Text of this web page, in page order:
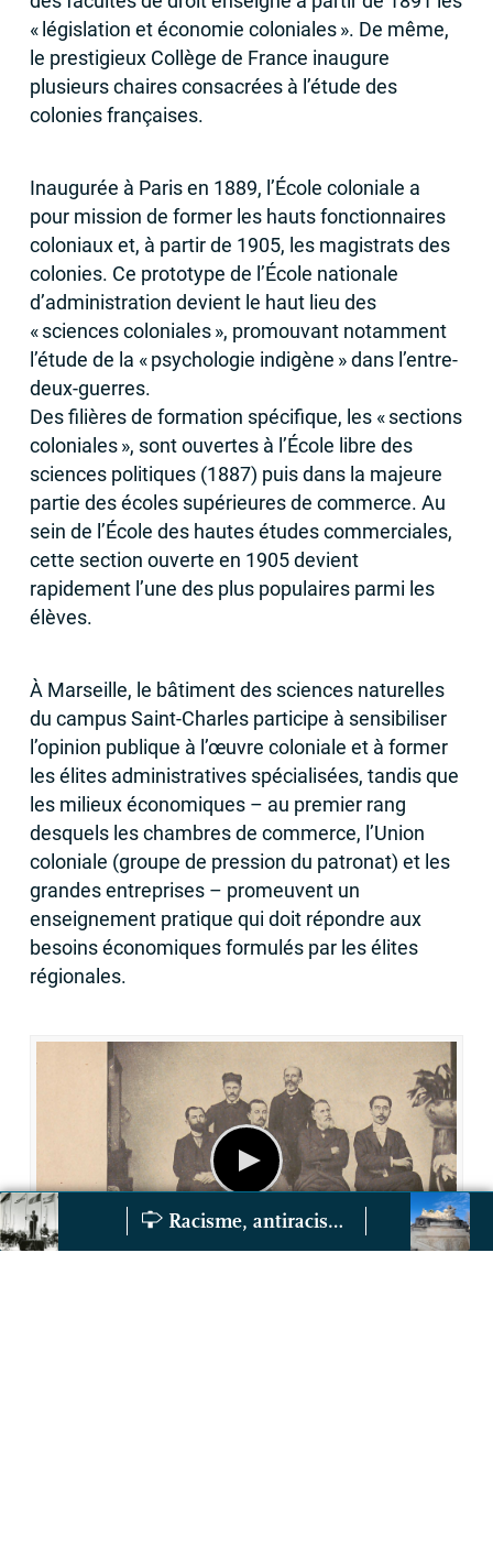
« législation et économie coloniales ». De même,
le prestigieux Collège de France inaugure
plusieurs chaires consacrées à l’étude des
colonies françaises.
Inaugurée à Paris en 1889, l’École coloniale a
pour mission de former les hauts fonctionnaires
coloniaux et, à partir de 1905, les magistrats des
colonies. Ce prototype de l’École nationale
d’administration devient le haut lieu des
« sciences coloniales », promouvant notamment
l’étude de la « psychologie indigène » dans l’entre-
deux-guerres.
Des filières de formation spécifique, les « sections
coloniales », sont ouvertes à l’École libre des
sciences politiques (1887) puis dans la majeure
partie des écoles supérieures de commerce. Au
sein de l’École des hautes études commerciales,
cette section ouverte en 1905 devient
rapidement l’une des plus populaires parmi les
élèves.
À Marseille, le bâtiment des sciences naturelles
du campus Saint-Charles participe à sensibiliser
l’opinion publique à l’œuvre coloniale et à former
les élites administratives spécialisées, tandis que
les milieux économiques – au premier rang
desquels les chambres de commerce, l’Union
coloniale (groupe de pression du patronat) et les
grandes entreprises – promeuvent un
enseignement pratique qui doit répondre aux
besoins économiques formulés par les élites
régionales.
Racisme, antiracisme
L’école de médecine coloniale, lieux et figuresLa valeur